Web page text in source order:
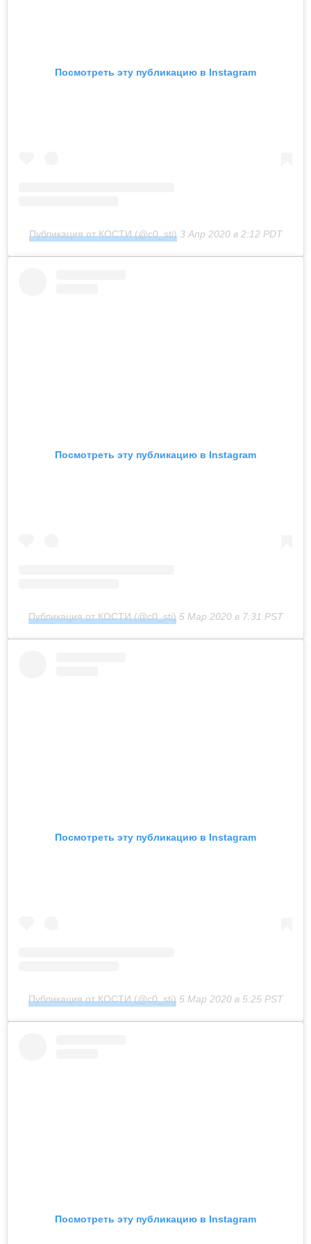
Посмотреть эту публикацию в Instagram
Публикация от КОСТИ (@c0_sti) 3 Апр 2020 в 2:12 PDT
Посмотреть эту публикацию в Instagram
Публикация от КОСТИ (@c0_sti) 5 Мар 2020 в 7:31 PST
Посмотреть эту публикацию в Instagram
Публикация от КОСТИ (@c0_sti) 5 Мар 2020 в 5:25 PST
Посмотреть эту публикацию в Instagram